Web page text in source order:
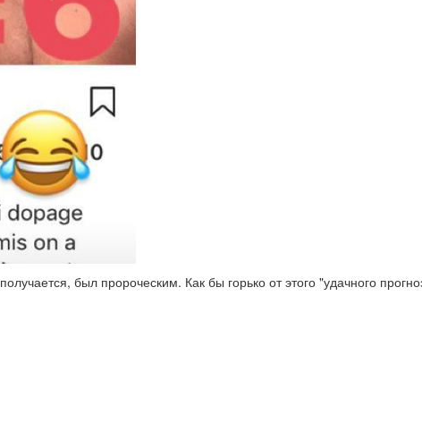
был пророческим. Как бы горько от этого "удачного